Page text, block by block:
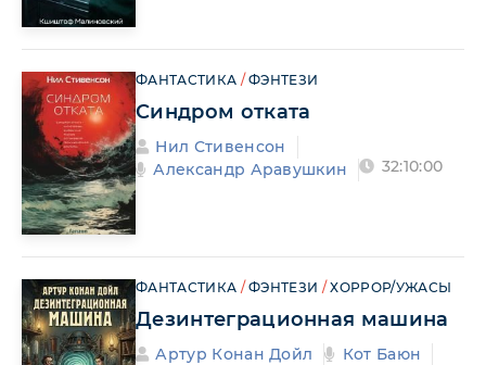
ФАНТАСТИКА /ФЭНТЕЗИ
Синдром отката
Нил Стивенсон
Александр Аравушкин
32:10:00
ФАНТАСТИКА /ФЭНТЕЗИ /ХОРРОР/УЖАСЫ
Дезинтеграционная машина
Артур Конан Дойл
Кот Баюн